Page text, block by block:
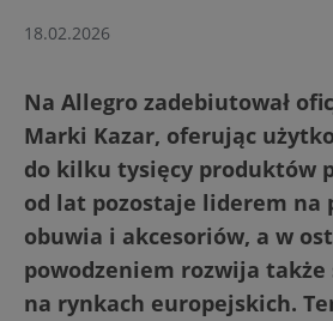
18.02.2026
Na Allegro zadebiutował
Marki Kazar, oferując
do kilku tysięcy produktów
od lat pozostaje liderem na
obuwia i akcesoriów, a w
powodzeniem rozwija także
na rynkach europejskich.